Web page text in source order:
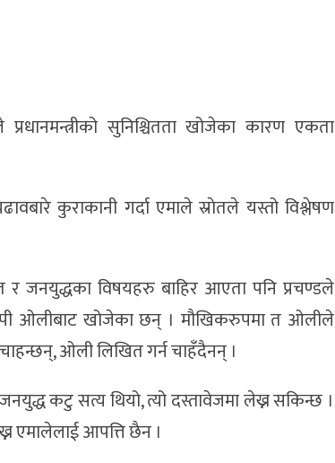
सुनिश्चितता खोजेका कारण एकता
कुराकानी गर्दा एमाले स्राेतले यस्तो विश्लेषण
र जनयुद्धका विषयहरु बाहिर आएता पनि प्रचण्डले
केपी ओलीबाट खोजेका छन् । मौखिकरुपमा त ओलीले
ओली लिखित गर्न चाहँदैनन् ।
कटु सत्य थियो, त्यो दस्तावेजमा लेख्न सकिन्छ ।
एमालेलाई आपत्ति छैन ।